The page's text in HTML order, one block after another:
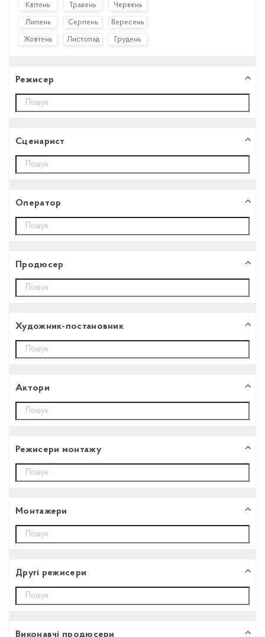
Квітень Травень Червень
Липень Серпень Вересень
Жовтень Листопад Грудень
Режисер
Сценарист
Оператор
Продюсер
Художник-постановник
Aктори
Режисери монтажу
Монтажери
Другі режисери
Виконавчі продюсери